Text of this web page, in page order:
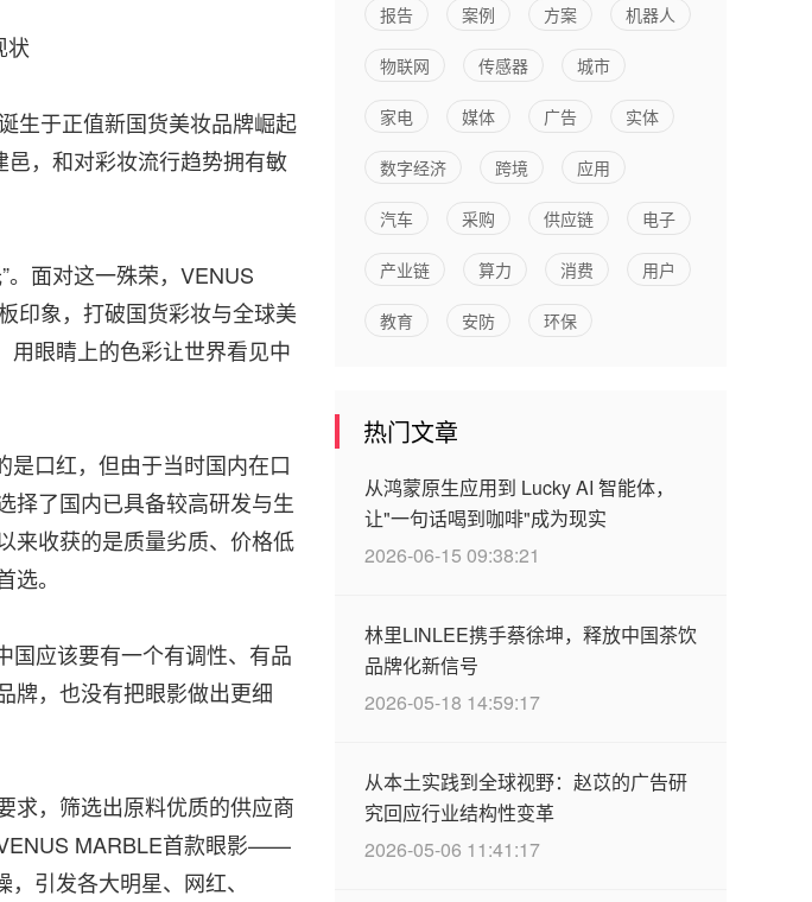
状
于正值新国货美妆品牌崛起
，和对彩妆流行趋势拥有敏
面对这一殊荣，VENUS
印象，打破国货彩妆与全球美
用眼睛上的色彩让世界看见中
口红，但由于当时国内在口
择了国内已具备较高研发与生
来收获的是质量劣质、价格低
。
应该要有一个有调性、有品
牌，也没有把眼影做出更细
，筛选出原料优质的供应商
MARBLE首款眼影——
引发各大明星、网红、
报告 案例 方案 机器人
物联网 传感器 城市
家电 媒体 广告 实体
数字经济 跨境 应用
汽车 采购 供应链 电子
产业链 算力 消费 用户
教育 安防 环保
热门文章
从鸿蒙原生应用到 Lucky AI 智能体，
让"一句话喝到咖啡"成为现实
2026-06-15 09:38:21
林里LINLEE携手蔡徐坤，释放中国茶饮
品牌化新信号
2026-05-18 14:59:17
从本土实践到全球视野：赵苡的广告研
究回应行业结构性变革
2026-05-06 11:41:17